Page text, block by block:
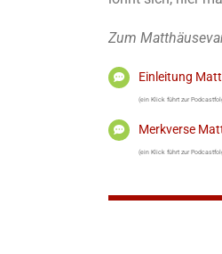
Zum
Einleitung
(ein Klick führt zur
Merkverse
(ein Klick führt zur